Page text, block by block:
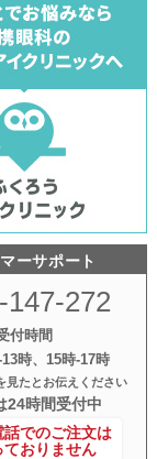
ーサポート
147-272
付時間
時、15時‐17時
見たとお伝えください
24時間受付中
話でのご注文は
ておりません